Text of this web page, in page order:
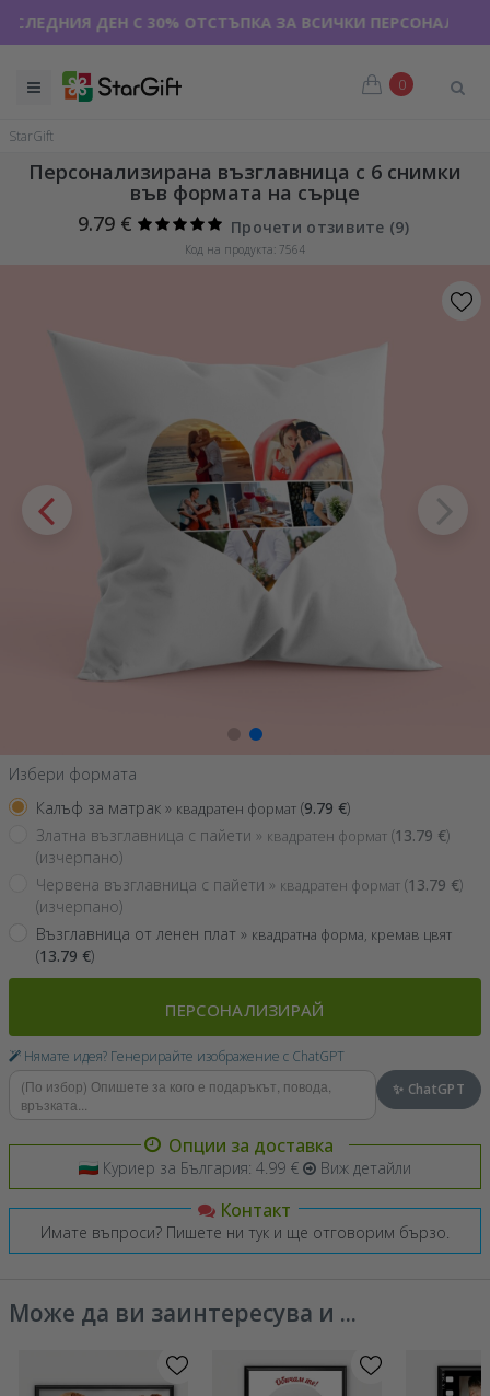
ДЕН С 30% ОТСТЪПКА ЗА ВСИЧКИ ПЕРСОНАЛИЗИРАНИ
0
StarGift
Персонализирана възглавница с 6 снимки
във формата на сърце
9.79 €
Прочети отзивите (9)
Код на продукта: 7564
Избери формата
Калъф за матрак » квадратен формат (9.79 €)
Златна възглавница с пайети » квадратен формат (13.79 €)
(изчерпано)
Червена възглавница с пайети » квадратен формат (13.79 €)
(изчерпано)
Възглавница от ленен плат » квадратна форма, кремав цвят
(13.79 €)
ПЕРСОНАЛИЗИРАЙ
Нямате идея? Генерирайте изображение с ChatGPT
✨ ChatGPT
Опции за доставка
Куриер за България: 4.99 € Виж детайли
Контакт
Имате въпроси? Пишете ни тук и ще отговорим бързо.
Може да ви заинтересува и ...